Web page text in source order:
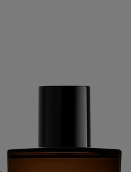
personnelles, des
qu’aux rendez-vous
profiter.